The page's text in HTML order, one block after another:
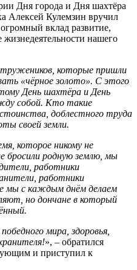
Дня города и Дня шахтёра
Алексей Кулемзин вручил
вклад развитие,
нашего
которые пришли
«чёрное золото». С этого
День шахтёра и День
собой. Кто такие
доблестного труда
своей земли.
которое никому не
бросили родную землю, мы
работники
работники
мы с каждым днём делаем
но дончане в который
мира, здоровья,
», – обратился
и приступил к